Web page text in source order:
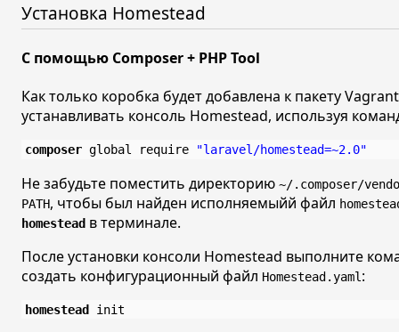
Установка Homestead
С помощью Composer + PHP Tool
Как только коробка будет добавлена к пакету
устанавливать консоль Homestead, используя
composer global require "laravel/homestead=~2.0"
Не забудьте поместить директорию ~/.composer/
PATH, чтобы был найден исполняемыйй файл
homestead в терминале.
После установки консоли Homestead выполните
создать конфигурационный файл Homestead.yaml :
homestead